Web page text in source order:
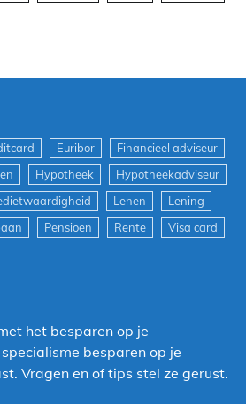
Euribor
Financieel adviseur
Hypotheek
Hypotheekadviseur
Lenen
Lening
Pensioen Rente Visa card
het besparen op je
besparen op je
Vragen en of tips stel ze gerust.